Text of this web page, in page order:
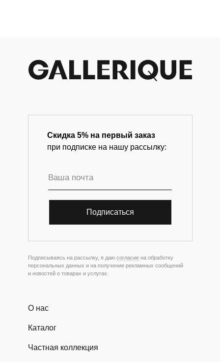
Скидка 5% на первый заказ
при подписке на нашу рассылку:
Подписываясь на рассылку, я даю согласие на обработку
персональных данных и на получение рекламных сообщений
и новостей о товарах и услугах.
Каталог
О нас
Частная коллекция
Подписаться